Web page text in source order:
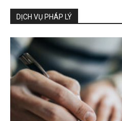
DỊCH VỤ PHÁP LÝ